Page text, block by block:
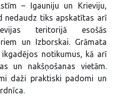
– Igauniju un Krieviju,
nedaudz tiks apskatītas arī
teritorijā esošās
un Izborskai. Grāmata
notikumus, kā arī
un nakšņošanas vietām.
daži praktiski padomi un